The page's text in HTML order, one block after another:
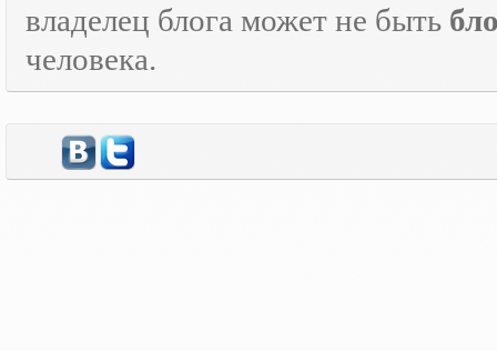
владелец блога может не быть
человека.